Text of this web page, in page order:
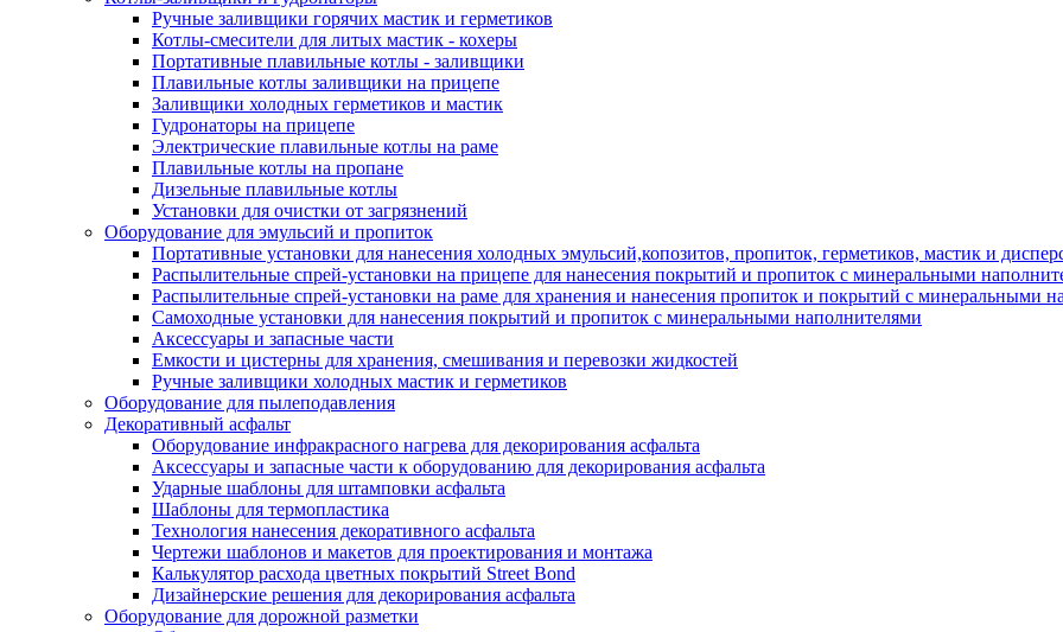
Ручные заливщики горячих мастик и герметиков
Котлы-смесители для литых мастик - кохеры
Портативные плавильные котлы - заливщики
Плавильные котлы заливщики на прицепе
Заливщики холодных герметиков и мастик
Гудронаторы на прицепе
Электрические плавильные котлы на раме
Плавильные котлы на пропане
Дизельные плавильные котлы
Установки для очистки от загрязнений
Оборудование для эмульсий и пропиток
Портативные установки для нанесения холодных эмульсий,копозитов, пропиток, герметиков, мастик и
Распылительные спрей-установки на прицепе для нанесения покрытий и пропиток с минеральными
Распылительные спрей-установки на раме для хранения и нанесения пропиток и покрытий с минеральными
Самоходные установки для нанесения покрытий и пропиток с минеральными наполнителями
Аксессуары и запасные части
Емкости и цистерны для хранения, смешивания и перевозки жидкостей
Ручные заливщики холодных мастик и герметиков
Оборудование для пылеподавления
Декоративный асфальт
Оборудование инфракрасного нагрева для декорирования асфальта
Аксессуары и запасные части к оборудованию для декорирования асфальта
Ударные шаблоны для штамповки асфальта
Шаблоны для термопластика
Технология нанесения декоративного асфальта
Чертежи шаблонов и макетов для проектирования и монтажа
Калькулятор расхода цветных покрытий Street Bond
Дизайнерские решения для декорирования асфальта
Оборудование для дорожной разметки